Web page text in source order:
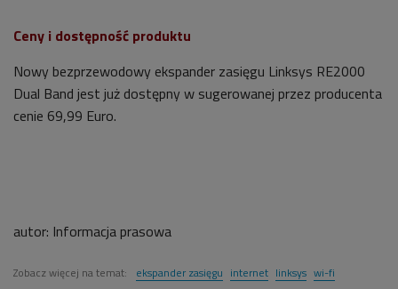
Ceny i dostępność produktu
Nowy bezprzewodowy ekspander zasięgu Linksys RE2000
Dual Band jest już dostępny w sugerowanej przez producenta
cenie 69,99 Euro.
autor: Informacja prasowa
Zobacz więcej na temat: ekspander zasięgu internet linksys wi-fi